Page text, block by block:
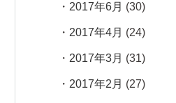
2017年6月 (30)
2017年4月 (24)
2017年3月 (31)
2017年2月 (27)